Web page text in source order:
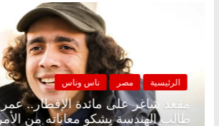
الرئيسية مصر ناس وناس
مقعد شاغر على مائدة الإفطار..
طالب الهندسة يشكو معاناته من